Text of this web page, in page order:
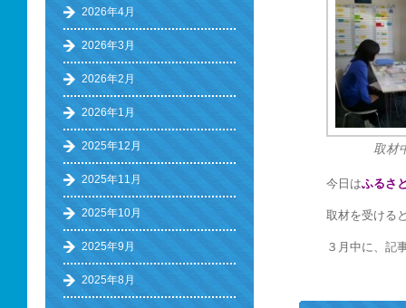
取材
今日はふるさ
取材を受ける
３月中に、記
2026年4月
2026年3月
2026年2月
2026年1月
2025年12月
2025年11月
2025年10月
2025年9月
2025年8月